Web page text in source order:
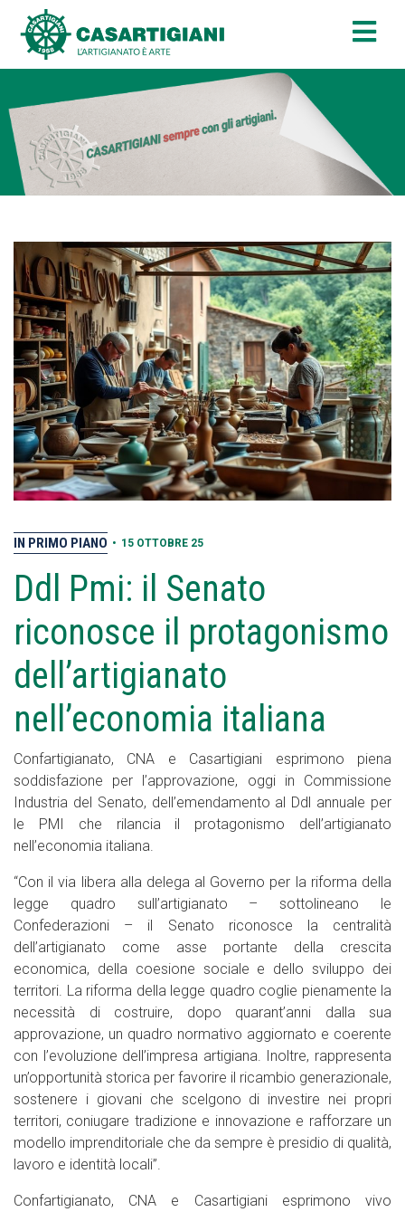
IN PRIMO PIANO • 15 OTTOBRE 25
Ddl Pmi: il Senato
riconosce il protagonismo
dell’artigianato
nell’economia italiana
Confartigianato, CNA e Casartigiani esprimono piena
soddisfazione per l’approvazione, oggi in Commissione
Industria del Senato, dell’emendamento al Ddl annuale per
le PMI che rilancia il protagonismo dell’artigianato
nell’economia italiana.
“Con il via libera alla delega al Governo per la riforma della
legge quadro sull’artigianato – sottolineano le
Confederazioni – il Senato riconosce la centralità
dell’artigianato come asse portante della crescita
economica, della coesione sociale e dello sviluppo dei
territori. La riforma della legge quadro coglie pienamente la
necessità di costruire, dopo quarant’anni dalla sua
approvazione, un quadro normativo aggiornato e coerente
con l’evoluzione dell’impresa artigiana. Inoltre, rappresenta
un’opportunità storica per favorire il ricambio generazionale,
sostenere i giovani che scelgono di investire nei propri
territori, coniugare tradizione e innovazione e rafforzare un
modello imprenditoriale che da sempre è presidio di qualità,
lavoro e identità locali”.
Confartigianato, CNA e Casartigiani esprimono vivo